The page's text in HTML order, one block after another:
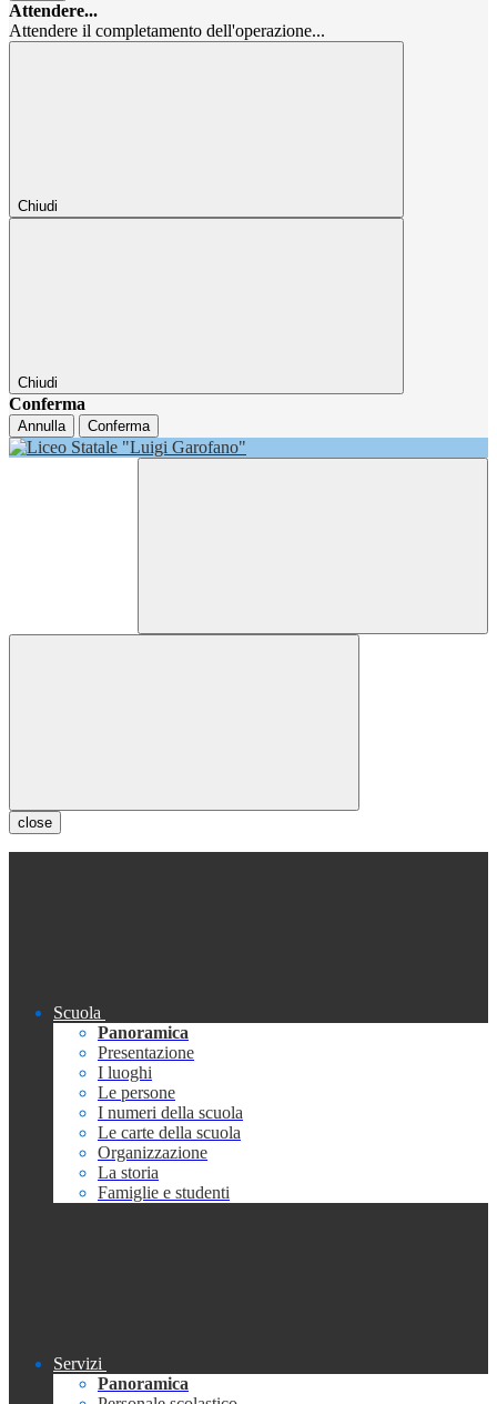
Attendere...
Attendere il completamento dell'operazione...
Chiudi
Chiudi
Conferma
Annulla Conferma
close
Scuola
Panoramica
Presentazione
I luoghi
Le persone
I numeri della scuola
Le carte della scuola
Organizzazione
La storia
Famiglie e studenti
Servizi
Panoramica